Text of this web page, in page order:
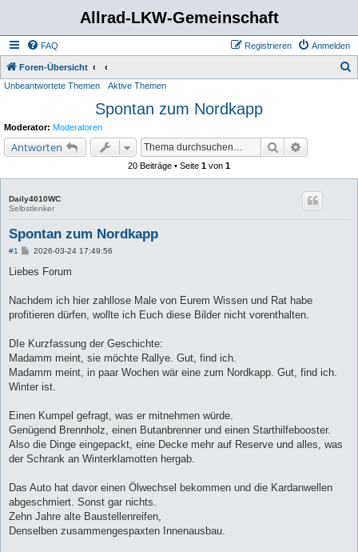
Allrad-LKW-Gemeinschaft
FAQ Anmelden
Registrieren
Foren-Übersicht
Unbeantwortete Themen Aktive Themen
Spontan zum Nordkapp
Moderator: Moderatoren
Antworten Suche
20 Beiträge • Seite 1 von 1
Daily4010WC
Selbstlenker
Spontan zum Nordkapp
#1
B
i
a
2026-03-24 17:49:56
Liebes Forum
Nachdem ich hier zahllose Male von Eurem Wissen und Rat habe
profitieren dürfen, wollte ich Euch diese Bilder nicht vorenthalten.
DIe Kurzfassung der Geschichte:
Madamm meint, sie möchte Rallye. Gut, find ich.
Madamm meint, in paar Wochen wär eine zum Nordkapp. Gut, find ich.
Winter ist.
Einen Kumpel gefragt, was er mitnehmen würde.
Genügend Brennholz, einen Butanbrenner und einen Starthilfebooster.
Also die Dinge eingepackt, eine Decke mehr auf Reserve und alles, was
der Schrank an Winterklamotten hergab.
Das Auto hat davor einen Ölwechsel bekommen und die Kardanwellen
abgeschmiert. Sonst gar nichts.
Zehn Jahre alte Baustellenreifen,
Denselben zusammengespaxten Innenausbau.